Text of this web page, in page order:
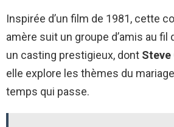
Inspirée d’un film de 1981, cette
amère suit un groupe d’amis au fil
un casting prestigieux, dont Steve
elle explore les thèmes du
temps qui passe.